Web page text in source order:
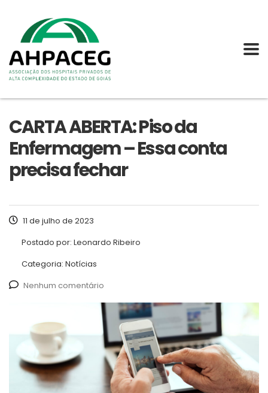
CARTA ABERTA: Piso da
Enfermagem – Essa conta
precisa fechar
11 de julho de 2023
Postado por: Leonardo Ribeiro
Categoria: Notícias
Nenhum comentário